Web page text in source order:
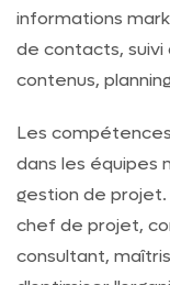
informations
de contacts,
contenus,
Les
dans les équipes
gestion de
chef de projet,
consultant,